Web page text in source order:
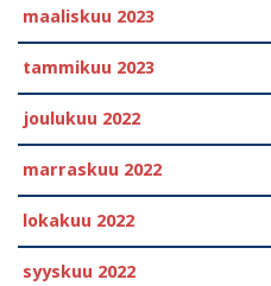
maaliskuu 2023
tammikuu 2023
joulukuu 2022
marraskuu 2022
lokakuu 2022
syyskuu 2022